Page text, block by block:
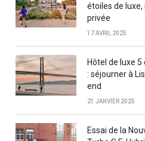
étoiles de luxe,
privée
17 AVRIL 2025
Hôtel de luxe
: séjourner à
end
21 JANVIER 2025
Essai de la